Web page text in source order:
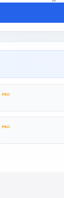
PRO
PRO